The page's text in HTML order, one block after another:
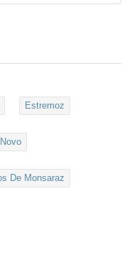
Estremoz
De Monsaraz